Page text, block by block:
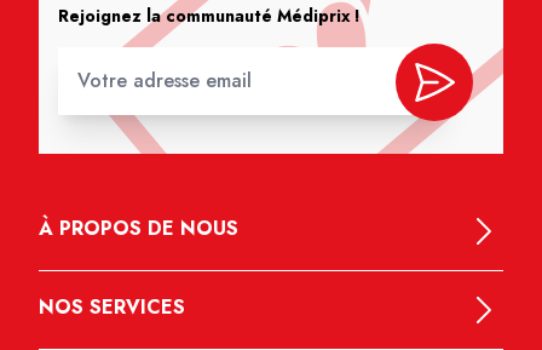
Rejoignez la communauté Médiprix !
À PROPOS DE NOUS
NOS SERVICES